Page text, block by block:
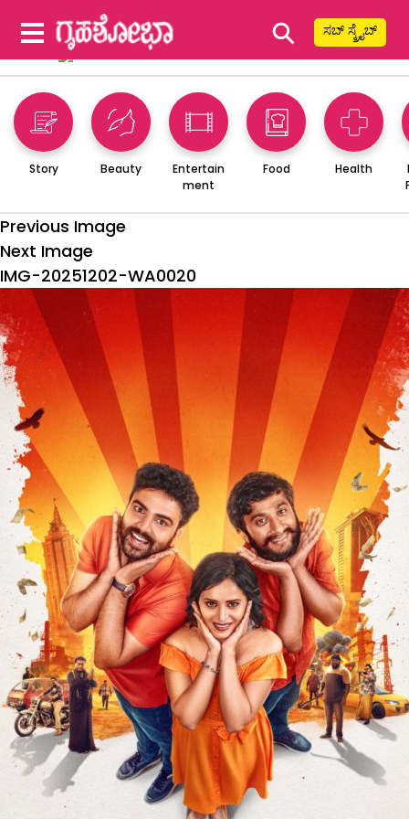
⚲ ಸಬ್ ಸ್ಕ್ರೈಬ್
Story Beauty
Entertain
ment
Food Health
Previous Image
Next Image
IMG-20251202-WA0020